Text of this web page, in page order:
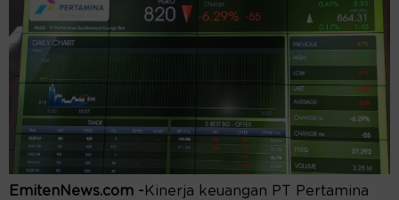
EmitenNews.com - Kinerja keuangan PT Pertamina